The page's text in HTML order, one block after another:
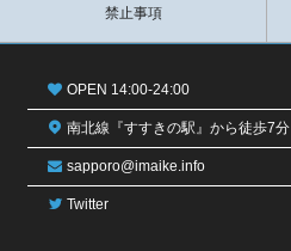
禁止事項
OPEN 14:00-24:00
南北線『すすきの駅』から徒歩7分
sapporo@imaike.info
Twitter